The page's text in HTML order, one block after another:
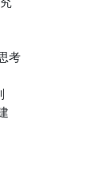
考